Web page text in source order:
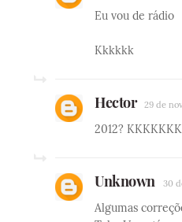
Eu vou de rádio
Kkkkkk
Hector 29 de
2012?
Unknown 30
Algumas